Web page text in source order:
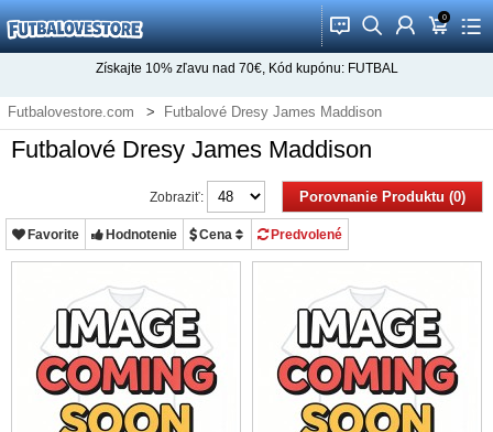
󰂱 󰂨 󰃳 0
󰃦 󰃖
Získajte 10%zľavu nad 70€, Kód kupónu: FUTBAL
Futbalovestore.com Futbalové Dresy James Maddison
Futbalové Dresy James Maddison
Porovnanie Produktu (0)
Zobraziť:
Favorite Hodnotenie Cena Predvolené